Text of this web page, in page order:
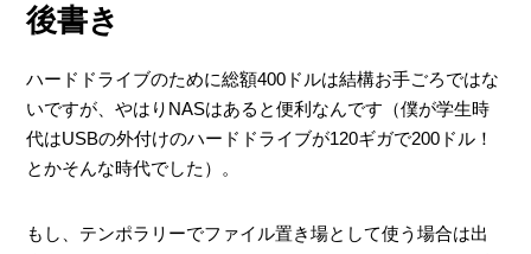
後書き
ハードドライブのために総額400ドルは結構お手ごろではな
いですが、やはりNASはあると便利なんです（僕が学生時
代はUSBの外付けのハードドライブが120ギガで200ドル！
とかそんな時代でした）。
もし、テンポラリーでファイル置き場として使う場合は出